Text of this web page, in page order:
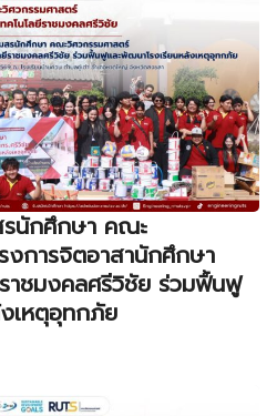
รนักศึกษา คณะ
งการจิตอาสานักศึกษา
ราชมงคลศรีวิชัย ร่วมฟื้นฟู
เหตุอุทกภัย